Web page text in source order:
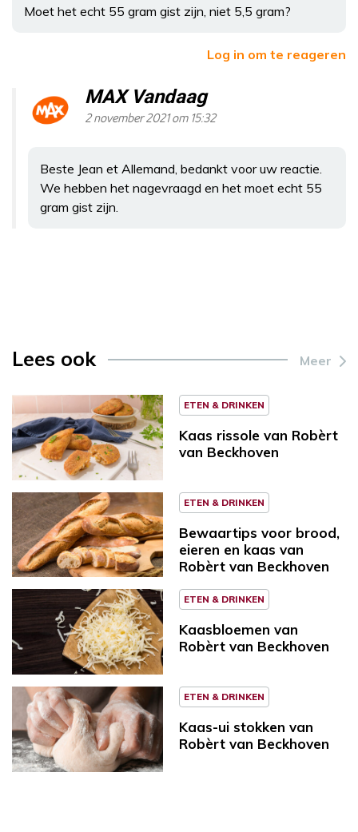
Moet het echt 55 gram gist zijn, niet 5,5 gram?
Log in om te reageren
MAX Vandaag
2 november 2021 om 15:32
Beste Jean et Allemand, bedankt voor uw reactie.
We hebben het nagevraagd en het moet echt 55
gram gist zijn.
Lees ook Meer
ETEN & DRINKEN
Kaas rissole van Robèrt
van Beckhoven
ETEN & DRINKEN
Bewaartips voor brood,
eieren en kaas van
Robèrt van Beckhoven
ETEN & DRINKEN
Kaasbloemen van
Robèrt van Beckhoven
ETEN & DRINKEN
Kaas-ui stokken van
Robèrt van Beckhoven